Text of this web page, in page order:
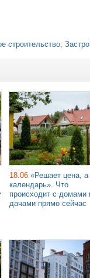
строительство;
18.06 «Решает цена, а
календарь». Что
происходит с домами
дачами прямо сейчас